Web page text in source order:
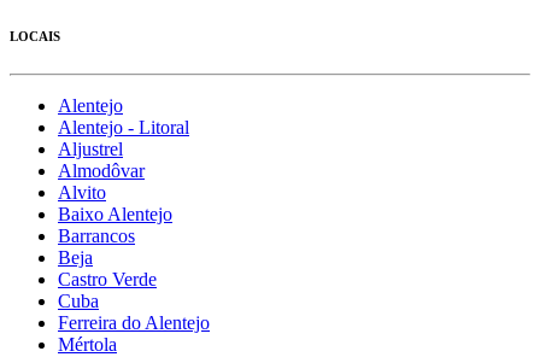
LOCAIS
Alentejo
Alentejo - Litoral
Aljustrel
Almodôvar
Alvito
Baixo Alentejo
Barrancos
Beja
Castro Verde
Cuba
Ferreira do Alentejo
Mértola